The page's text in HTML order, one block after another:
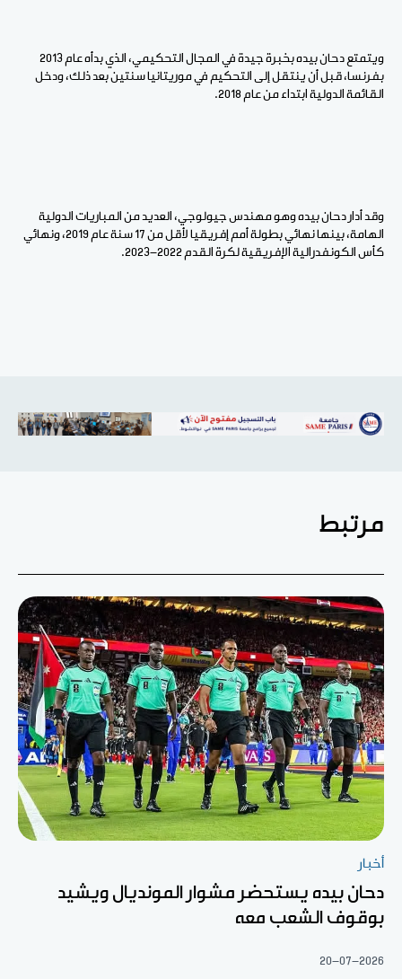
ويتمتع دحان بيده بخبرة جيدة في المجال التحكيمي، الذي بدأه عام 2013
بفرنسا، قبل أن ينتقل إلى التحكيم في موريتانيا سنتين بعد ذلك، ودخل
القائمة الدولية ابتداء من عام 2018.
وقد أدار دحان بيده وهو مهندس جيولوجي، العديد من المباريات الدولية
الهامة، بينها نهائي بطولة أمم إفريقيا لأقل من 17 سنة عام 2019، ونهائي
كأس الكونفدرالية الإفريقية لكرة القدم 2022-2023.
مرتبط
أخبار
دحان بيده يستحضر مشوار المونديال ويشيد
بوقوف الشعب معه
20-07-2026